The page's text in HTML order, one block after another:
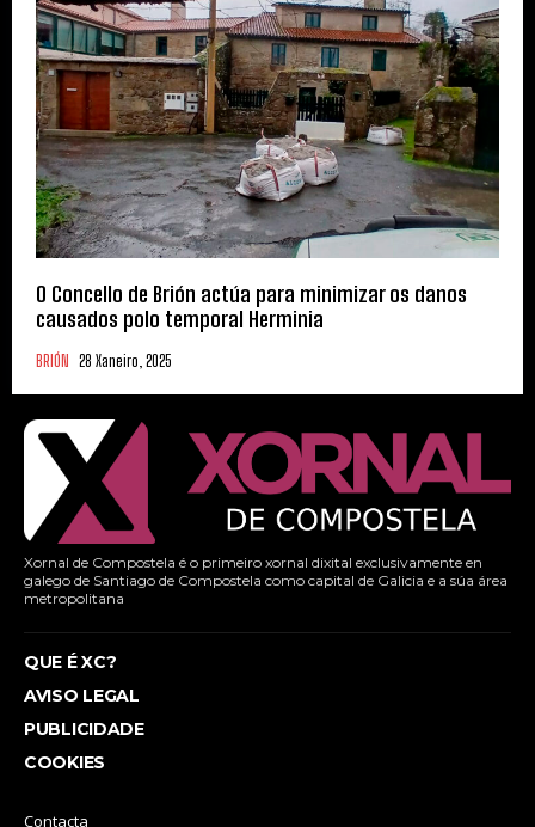
O Concello de Brión actúa para minimizar os danos
causados polo temporal Herminia
BRIÓN 28 Xaneiro, 2025
Xornal de Compostela é o primeiro xornal dixital exclusivamente en
galego de Santiago de Compostela como capital de Galicia e a súa área
metropolitana
QUE É XC?
AVISO LEGAL
PUBLICIDADE
COOKIES
Contacta